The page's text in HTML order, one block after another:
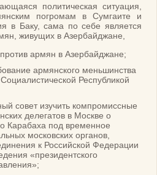
политическая ситуация,
погромам в Сумгаите и
в Баку, сама по себе является
живущих в Азербайджане,
армян в Азербайджане;
армянского меньшинства
Республикой
совет изучить компромиссные
делегатов в Москве о
Карабаха под временное
московских органов,
к Российской Федерации
«президентского